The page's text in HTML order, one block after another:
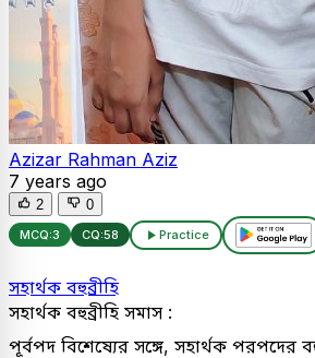
Azizar Rahman Aziz
7 years ago
2 0
MCQ:3 CQ:58 Practice
সহার্থক বহুব্রীহি
সহার্থক বহুব্রীহি সমাস :
পূর্বপদ বিশেষ্যের সঙ্গে, সহার্থক পরপদের